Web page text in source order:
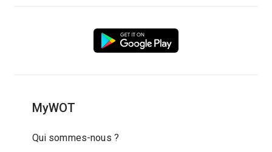
MyWOT
Qui sommes-nous ?